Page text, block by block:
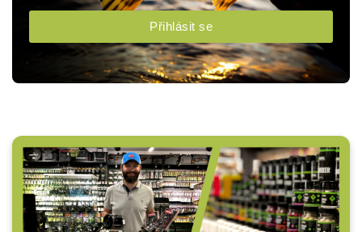
Přihlásit se